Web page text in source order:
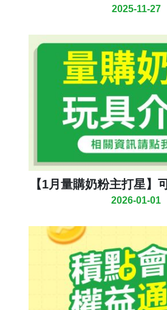
2025-11-27
【1月量購奶粉主打星】
2026-01-01